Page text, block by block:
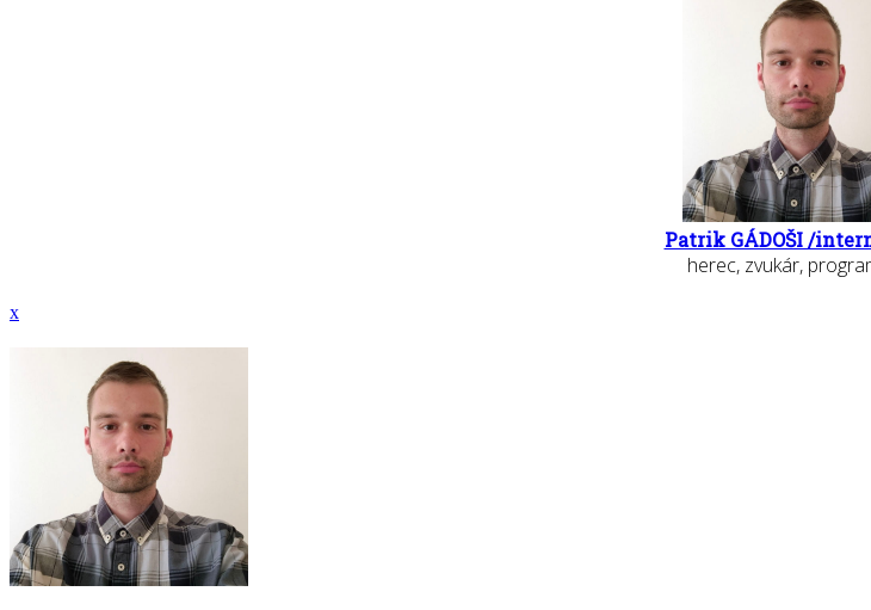
Patrik GÁDOŠI /
herec, zvukár,
x